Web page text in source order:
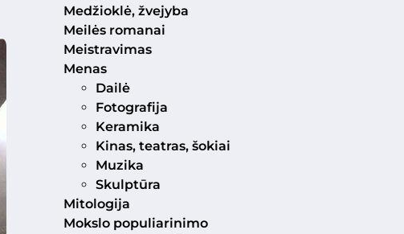
Medžioklė, žvejyba
Meilės romanai
Meistravimas
Menas
Dailė
Fotografija
Keramika
Kinas, teatras, šokiai
Muzika
Skulptūra
Mitologija
Mokslo populiarinimo